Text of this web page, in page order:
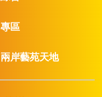
專區
兩岸藝苑天地